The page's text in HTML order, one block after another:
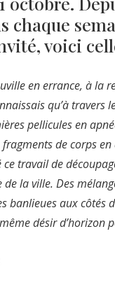
chaque
voici
en errance, à la
qu’à
pellicules en
fragments de corps
travail de
la ville. Des
banlieues aux côtés
désir d’horizon